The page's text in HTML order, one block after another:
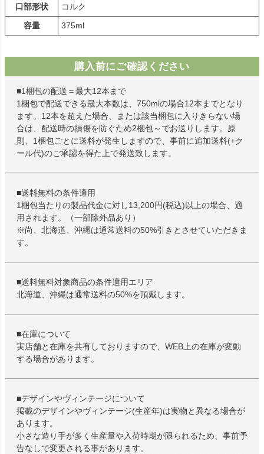
口部形状
コルク
容量
375ml
購入前にご確認ください
■1梱包の配送＝最大12本まで
1梱包で配送できる最大本数は、750mlの場合12本までとなり
ます。12本を超えた場合、または該当梱包に入りきらない場
合は、配送時の損傷を防ぐため2梱包～でお送りします。原
則、1梱包ごとに送料が発生しますので、事前に追加送料(+ク
ール代)のご承認を得た上で発送致します。
■送料無料の条件適用
1梱包当たりの製品代金に対し13,200円(税込)以上の場合、適
用されます。（一部除外品あり）
※尚、北海道、沖縄は通常送料の50%引きとさせていただきま
す。
■送料無料対象商品の条件適用エリア
北海道、沖縄は通常送料の50%を頂戴します。
■在庫について
実店舗と在庫を共有しておりますので、WEB上の在庫が変動
する場合があります。
■デザインやヴィンテージについて
掲載のデザインやヴィンテージ(生産年)は実物と異なる場合が
あります。
小さな造り手が多く生産量や入荷時期が限られるため、事前予
告なしで変更される事があります。